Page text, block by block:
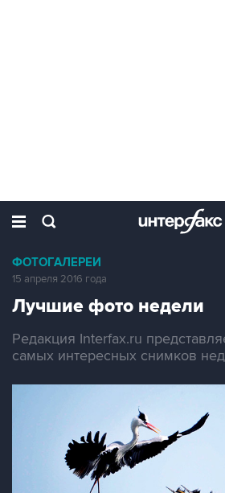
ФОТОГАЛЕРЕИ
15 апреля 2016 года
Лучшие фото недели
Редакция Interfax.ru
самых интересных снимков